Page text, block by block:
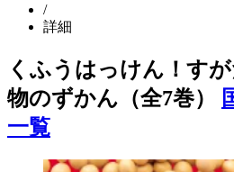
/
詳細
くふうはっけん！す
物のずかん（全7巻）
一覧